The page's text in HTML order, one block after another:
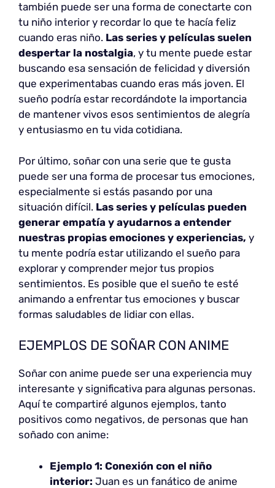
también puede ser una forma de conectarte con
tu niño interior y recordar lo que te hacía feliz
cuando eras niño. Las series y películas suelen
despertar la nostalgia, y tu mente puede estar
buscando esa sensación de felicidad y diversión
que experimentabas cuando eras más joven. El
sueño podría estar recordándote la importancia
de mantener vivos esos sentimientos de alegría
y entusiasmo en tu vida cotidiana.
Por último, soñar con una serie que te gusta
puede ser una forma de procesar tus emociones,
especialmente si estás pasando por una
situación difícil. Las series y películas pueden
generar empatía y ayudarnos a entender
nuestras propias emociones y experiencias, y
tu mente podría estar utilizando el sueño para
explorar y comprender mejor tus propios
sentimientos. Es posible que el sueño te esté
animando a enfrentar tus emociones y buscar
formas saludables de lidiar con ellas.
EJEMPLOS DE SOÑAR CON ANIME
Soñar con anime puede ser una experiencia muy
interesante y significativa para algunas personas.
Aquí te compartiré algunos ejemplos, tanto
positivos como negativos, de personas que han
soñado con anime:
Ejemplo 1: Conexión con el niño
interior: Juan es un fanático de anime